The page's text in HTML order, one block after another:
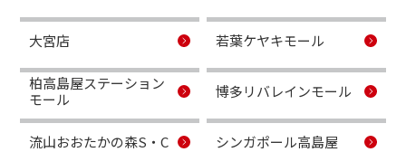
大宮店
柏高島屋ステーション
モール
流山おおたかの森S・C
若葉ケヤキモール
博多リバレインモール
シンガポール高島屋